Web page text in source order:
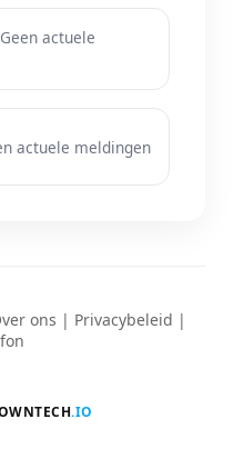
Geen actuele
actuele meldingen
ons | Privacybeleid |
.IO